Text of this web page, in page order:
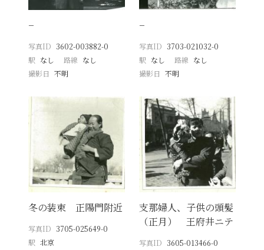
−
写真ID 3602-003882-0
駅 なし 路線 なし
撮影日
不明
−
写真ID 3703-021032-0
駅 なし 路線 なし
撮影日 不明
冬の装束 正陽門附近
写真ID 3705-025649-0
駅 北京
支那婦人、子供の頭髪
（正月） 王府井ニテ
写真ID 3605-013466-0